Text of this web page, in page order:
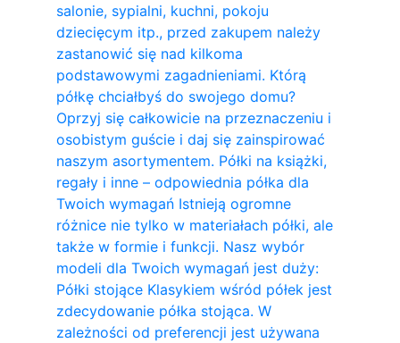
salonie, sypialni, kuchni, pokoju
dziecięcym itp., przed zakupem należy
zastanowić się nad kilkoma
podstawowymi zagadnieniami. Którą
półkę chciałbyś do swojego domu?
Oprzyj się całkowicie na przeznaczeniu i
osobistym guście i daj się zainspirować
naszym asortymentem. Półki na książki,
regały i inne – odpowiednia półka dla
Twoich wymagań Istnieją ogromne
różnice nie tylko w materiałach półki, ale
także w formie i funkcji. Nasz wybór
modeli dla Twoich wymagań jest duży:
Półki stojące Klasykiem wśród półek jest
zdecydowanie półka stojąca. W
zależności od preferencji jest używana